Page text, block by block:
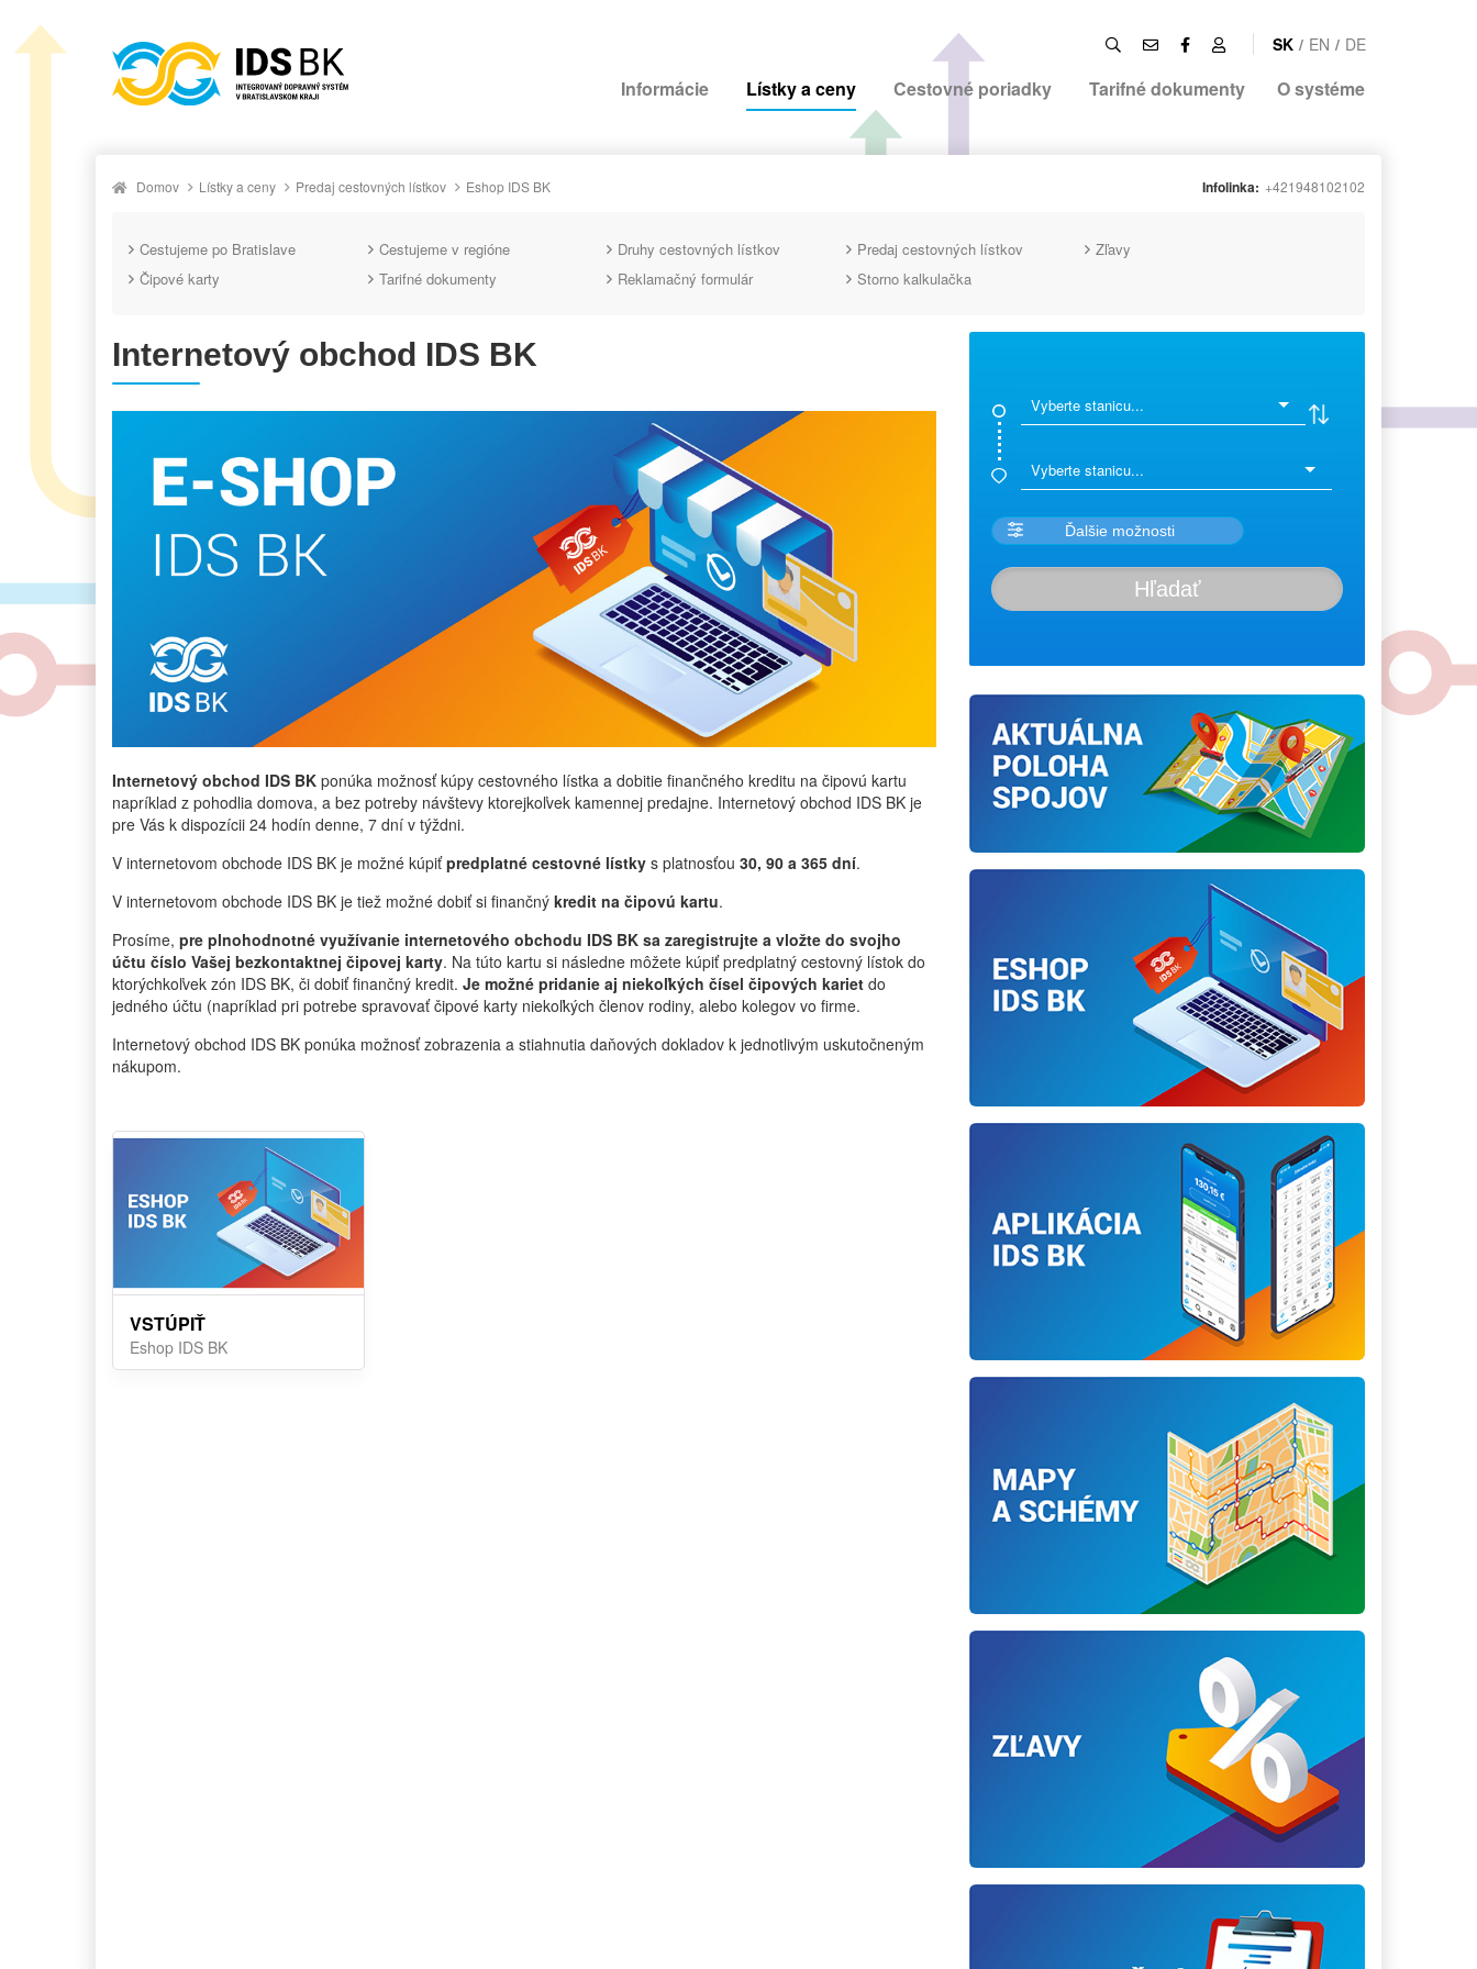
SK / EN / DE
Informácie Lístky a ceny Cestovné poriadky Tarifné dokumenty O systéme
Domov Lístky a ceny Predaj cestovných lístkov Eshop IDS BK Infolinka: +421948102102
Cestujeme po Bratislave Cestujeme v regióne Druhy cestovných lístkov Predaj cestovných lístkov
Zľavy
Čipové karty
Tarifné dokumenty Reklamačný formulár Storno kalkulačka
Internetový obchod IDS BK
Internetový obchod IDS BK ponúka možnosť kúpy cestovného lístka a dobitie finančného kreditu na čipovú kartu
napríklad z pohodlia domova, a bez potreby návštevy ktorejkoľvek kamennej predajne. Internetový obchod IDS BK je
pre Vás k dispozícii 24 hodín denne, 7 dní v týždni.
V internetovom obchode IDS BK je možné kúpiťpredplatné cestovné lístky s platnosťou 30, 90 a 365 dní.
V internetovom obchode IDS BK je tiež možné dobiť si finančný kredit na čipovú kartu.
Prosíme, pre plnohodnotné využívanie internetového obchodu IDS BK sa zaregistrujte a vložte do svojho
účtu číslo Vašej bezkontaktnej čipovej karty. Na túto kartu si následne môžete kúpiť predplatný cestovný lístok do
ktorýchkoľvek zón IDS BK, či dobiť finančný kredit. Je možné pridanie aj niekoľkých čísel čipových kariet do
jedného účtu (napríklad pri potrebe spravovať čipové karty niekoľkých členov rodiny, alebo kolegov vo firme.
Internetový obchod IDS BK ponúka možnosť zobrazenia a stiahnutia daňových dokladov k jednotlivým uskutočneným
nákupom.
VSTÚPIŤ
Eshop IDS BK